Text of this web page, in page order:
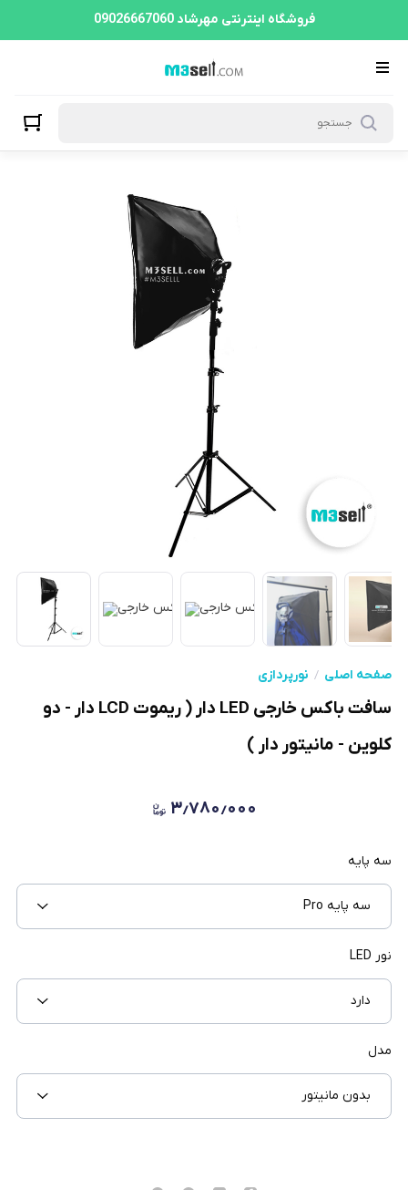
فروشگاه اینترنتی مهرشاد 09026667060
صفحه اصلی نورپردازی
سافت باکس خارجی LED دار ( ریموت LCD دار - دو
کلوین - مانیتور دار )
۳٫۷۸۰٫۰۰۰
سه پایه
سه پایه Pro
نور LED
دارد
مدل
بدون مانیتور